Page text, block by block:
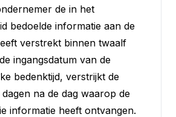
de in het
bedoelde informatie aan de
verstrekt binnen twaalf
ingangsdatum van de
bedenktijd, verstrijkt de
dagen na de dag waarop de
informatie heeft ontvangen.